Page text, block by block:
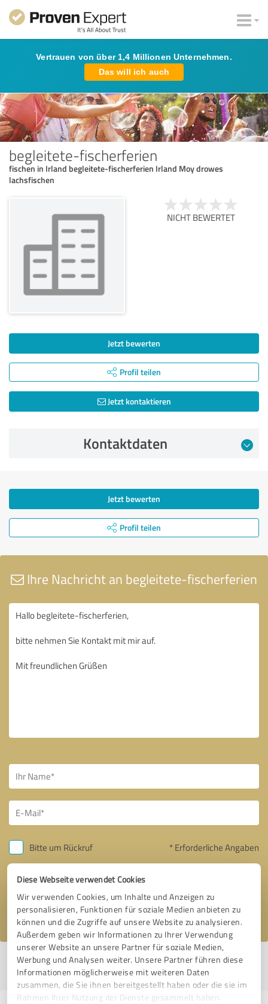
Diese Webseite verwendet Cookies
Wir verwenden Cookies, um Inhalte und Anzeigen zu
personalisieren, Funktionen für soziale Medien anbieten zu
können und die Zugriffe auf unsere Website zu analysieren.
Außerdem geben wir Informationen zu Ihrer Verwendung
unserer Website an unsere Partner für soziale Medien,
Werbung und Analysen weiter. Unsere Partner führen diese
Informationen möglicherweise mit weiteren Daten
zusammen, die Sie ihnen bereitgestellt haben oder die sie im
Rahmen Ihrer Nutzung der Dienste gesammelt haben.
Vertrauen von über 1,4 Millionen Unternehmen.
Das will ich auch
begleitete-fischerferien
fischen in Irland begleitete-fischerferien Irland Moy drowes
lachsfischen
NICHT BEWERTET
Jetzt bewerten
Profil teilen
Jetzt kontaktieren
Kontaktdaten
Jetzt bewerten
Profil teilen
Ihre Nachricht an begleitete-fischerferien
Bitte um Rückruf * Erforderliche Angaben
Nachricht senden
Ich stimme denDatenschutzbestimmungenzu.
Profil aktiv seit 30.12.2016 |Letzte Aktualisierung: 14.01.2024|Profil
melden